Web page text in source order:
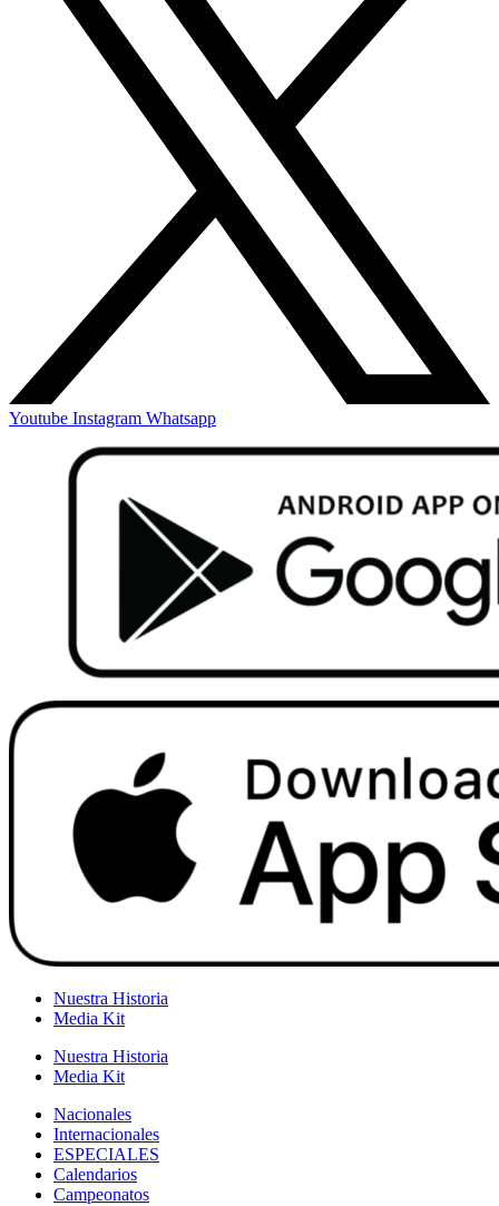
Youtube Instagram Whatsapp
Nuestra Historia
Media Kit
Nuestra Historia
Media Kit
Nacionales
Internacionales
ESPECIALES
Calendarios
Campeonatos